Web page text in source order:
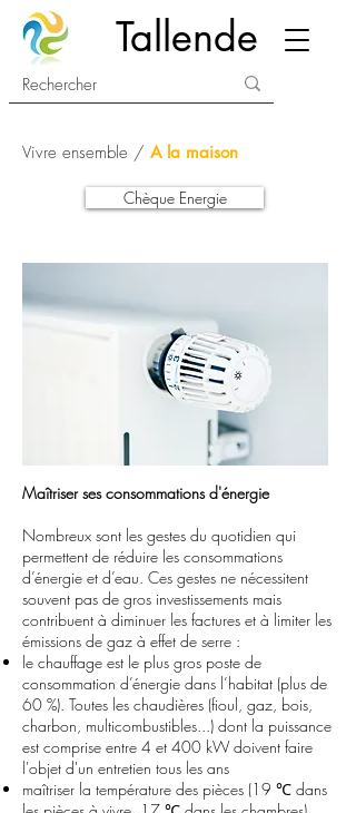
Tallende
Vivre ensemble / A la maison
Chèque Energie
Maîtriser ses consommations d'énergie
Nombreux sont les gestes du quotidien qui
permettent de réduire les consommations
d’énergie et d’eau. Ces gestes ne nécessitent
souvent pas de gros investissements mais
contribuent à diminuer les factures et à limiter les
émissions de gaz à effet de serre :
le chauffage est le plus gros poste de
consommation d’énergie dans l’habitat (plus de
60 %).​ Toutes les chaudières (fioul, gaz, bois,
charbon, multicombustibles...) dont la puissance
est comprise entre 4 et 400 kW doivent faire
l'objet d'un entretien tous les ans
maîtriser la température des pièces (19 ℃ dans